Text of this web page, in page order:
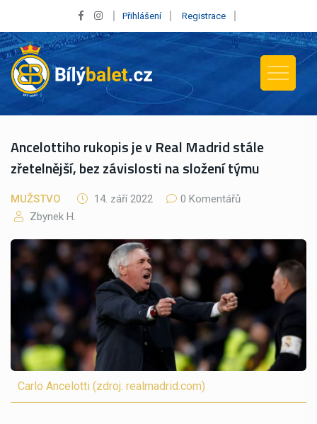
Přihlášení Registrace
Ancelottiho rukopis je v Real Madrid stále
zřetelnější, bez závislosti na složení týmu
MUŽSTVO 14. září 2022
0 Komentářů
Zbynek H.
Carlo Ancelotti (zdroj: realmadrid.com)